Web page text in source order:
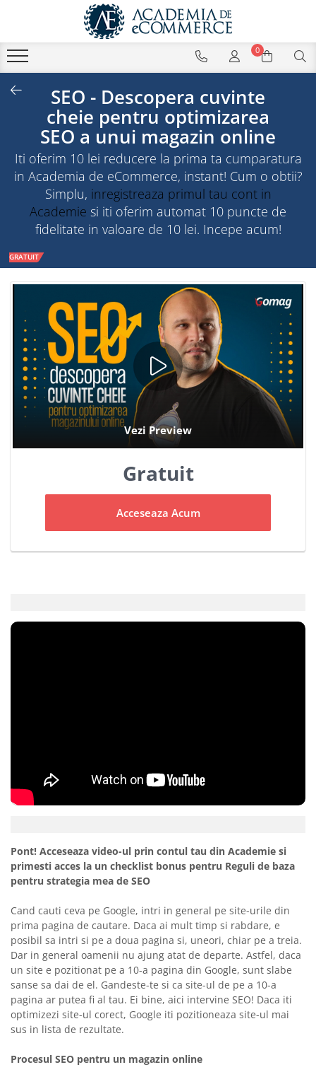
0
SEO - Descopera cuvinte
cheie pentru optimizarea
SEO a unui magazin online
Iti oferim 10 lei reducere la prima ta cumparatura
in Academia de eCommerce, instant! Cum o obtii?
Simplu, inregistreaza primul tau cont in
Academie si iti oferim automat 10 puncte de
fidelitate in valoare de 10 lei. Incepe acum!
GRATUIT
Gratuit
Acceseaza Acum
Pont! Acceseaza video-ul prin contul tau din Academie si
primesti acces la un checklist bonus pentru Reguli de baza
pentru strategia mea de SEO
Cand cauti ceva pe Google, intri in general pe site-urile din
prima pagina de cautare. Daca ai mult timp si rabdare, e
posibil sa intri si pe a doua pagina si, uneori, chiar pe a treia.
Dar in general oamenii nu ajung atat de departe. Astfel, daca
un site e pozitionat pe a 10-a pagina din Google, sunt slabe
sanse sa dai de el. Gandeste-te si ca site-ul de pe a 10-a
pagina ar putea fi al tau. Ei bine, aici intervine SEO! Daca iti
optimizezi site-ul corect, Google iti pozitioneaza site-ul mai
sus in lista de rezultate.
Procesul SEO pentru un magazin online